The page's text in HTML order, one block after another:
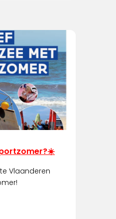
Vlaanderen